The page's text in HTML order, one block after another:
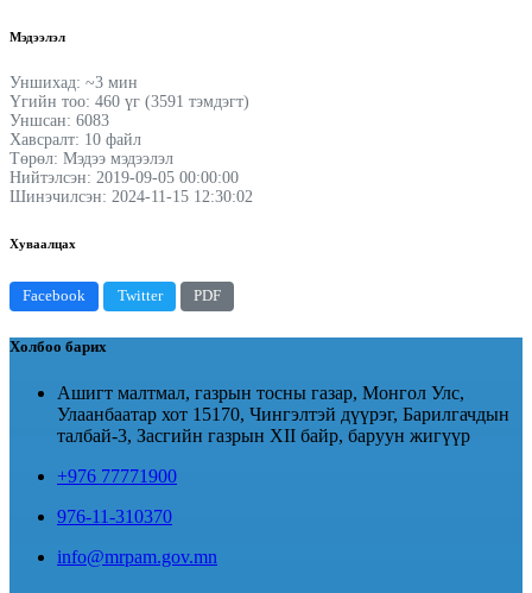
Мэдээлэл
Уншихад: ~3 мин
Үгийн тоо: 460 үг (3591 тэмдэгт)
Уншсан: 6083
Хавсралт: 10 файл
Төрөл: Мэдээ мэдээлэл
Нийтэлсэн: 2019-09-05 00:00:00
Шинэчилсэн: 2024-11-15 12:30:02
Хуваалцах
Facebook Twitter PDF
Холбоо барих
Ашигт малтмал, газрын тосны газар, Монгол Улс,
Улаанбаатар хот 15170, Чингэлтэй дүүрэг, Барилгачдын
талбай-3, Засгийн газрын XII байр, баруун жигүүр
+976 77771900
976-11-310370
info@mrpam.gov.mn